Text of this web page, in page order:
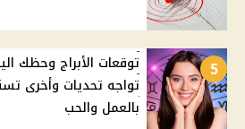
5
توقعات الأبراج وحظك
تواجه تحديات وأخرى
بالعمل والحب